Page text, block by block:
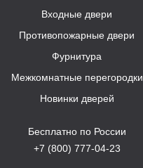
Входные двери
Противопожарные двери
Фурнитура
Межкомнатные перегородки
Новинки дверей
Бесплатно по России
+7 (800) 777-04-23